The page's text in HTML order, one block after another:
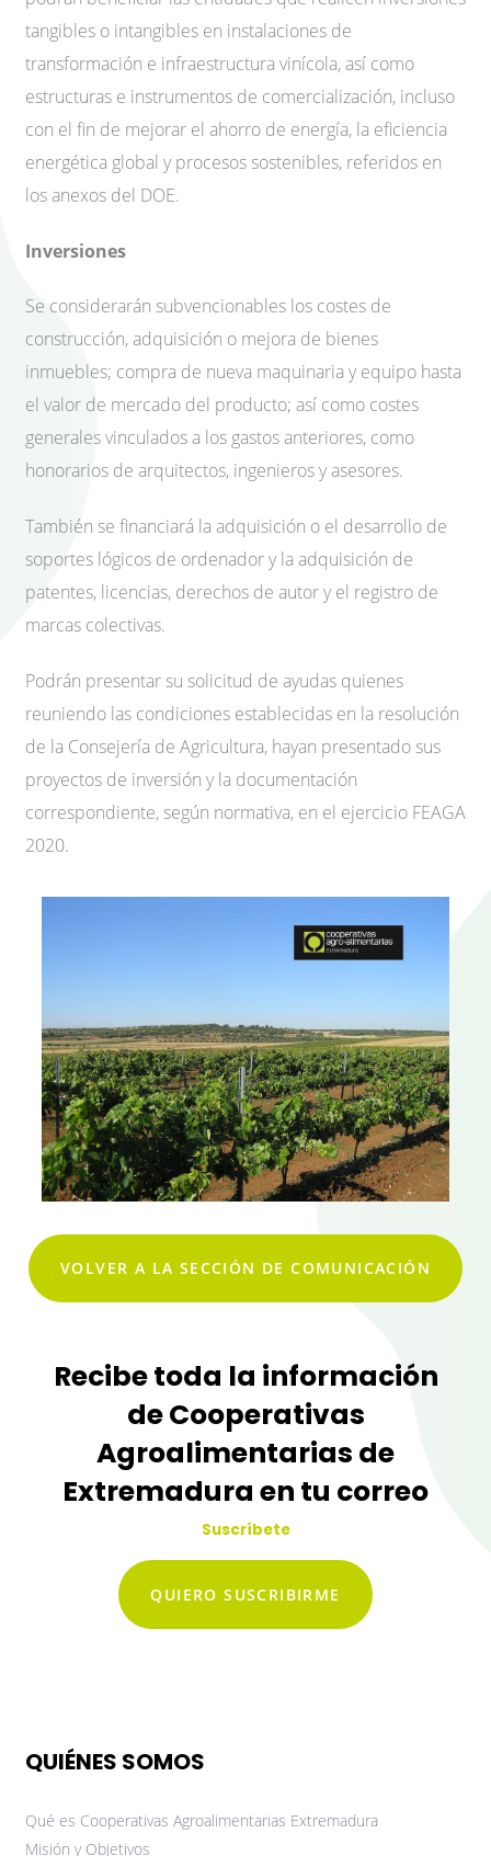
tangibles o intangibles en instalaciones de
transformación e infraestructura vinícola, así como
estructuras e instrumentos de comercialización, incluso
con el fin de mejorar el ahorro de energía, la eficiencia
energética global y procesos sostenibles, referidos en
los anexos del DOE.
Inversiones
Se considerarán subvencionables los costes de
construcción, adquisición o mejora de bienes
inmuebles; compra de nueva maquinaria y equipo hasta
el valor de mercado del producto; así como costes
generales vinculados a los gastos anteriores, como
honorarios de arquitectos, ingenieros y asesores.
También se financiará la adquisición o el desarrollo de
soportes lógicos de ordenador y la adquisición de
patentes, licencias, derechos de autor y el registro de
marcas colectivas.
Podrán presentar su solicitud de ayudas quienes
reuniendo las condiciones establecidas en la resolución
de la Consejería de Agricultura, hayan presentado sus
proyectos de inversión y la documentación
correspondiente, según normativa, en el ejercicio FEAGA
2020.
VOLVER A LA SECCIÓN DE COMUNICACIÓN
Recibe toda la información
de Cooperativas
Agroalimentarias de
Extremadura en tu correo
Suscríbete
QUIERO SUSCRIBIRME
QUIÉNES SOMOS
Qué es Cooperativas Agroalimentarias Extremadura
Misión y Objetivos